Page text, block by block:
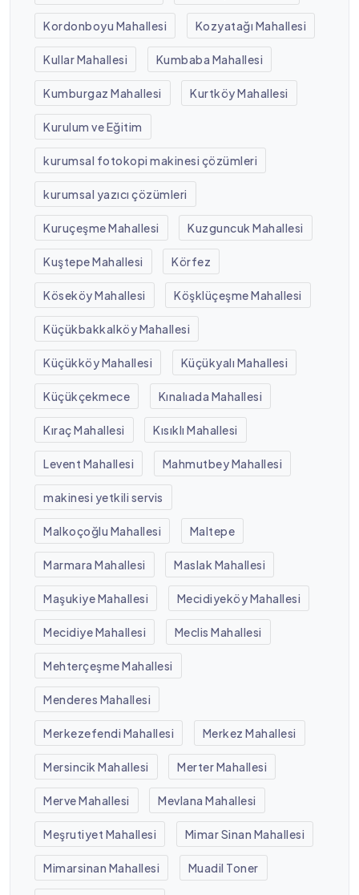
Kordonboyu Mahallesi Kozyatağı Mahallesi
Kullar Mahallesi Kumbaba Mahallesi
Kumburgaz Mahallesi Kurtköy Mahallesi
Kurulum ve Eğitim
kurumsal fotokopi makinesi çözümleri
kurumsal yazıcı çözümleri
Kuruçeşme Mahallesi Kuzguncuk Mahallesi
Kuştepe Mahallesi Körfez
Köseköy Mahallesi Köşklüçeşme Mahallesi
Küçükbakkalköy Mahallesi
Küçükköy Mahallesi Küçükyalı Mahallesi
Küçükçekmece Kınalıada Mahallesi
Kıraç Mahallesi Kısıklı Mahallesi
Levent Mahallesi Mahmutbey Mahallesi
makinesi yetkili servis
Malkoçoğlu Mahallesi Maltepe
Marmara Mahallesi Maslak Mahallesi
Maşukiye Mahallesi Mecidiyeköy Mahallesi
Mecidiye Mahallesi Meclis Mahallesi
Mehterçeşme Mahallesi
Menderes Mahallesi
Merkezefendi Mahallesi Merkez Mahallesi
Mersincik Mahallesi Merter Mahallesi
Merve Mahallesi Mevlana Mahallesi
Meşrutiyet Mahallesi Mimar Sinan Mahallesi
Mimarsinan Mahallesi Muadil Toner